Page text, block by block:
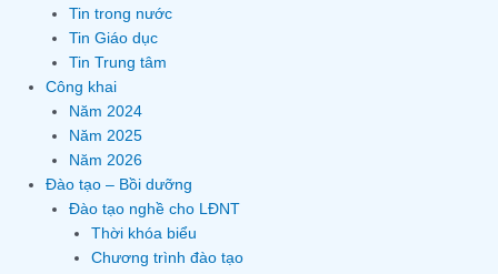
Tin trong nước
Tin Giáo dục
Tin Trung tâm
Công khai
Năm 2024
Năm 2025
Năm 2026
Đào tạo – Bồi dưỡng
Đào tạo nghề cho LĐNT
Thời khóa biểu
Chương trình đào tạo